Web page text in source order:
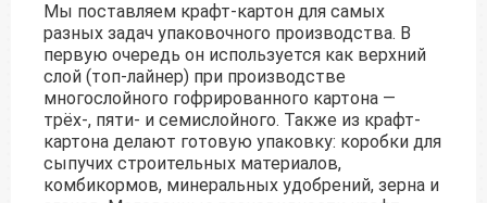
Мы поставляем крафт-картон для самых
разных задач упаковочного производства. В
первую очередь он используется как верхний
слой (топ-лайнер) при производстве
многослойного гофрированного картона —
трёх-, пяти- и семислойного. Также из крафт-
картона делают готовую упаковку: коробки для
сыпучих строительных материалов,
комбикормов, минеральных удобрений, зерна и